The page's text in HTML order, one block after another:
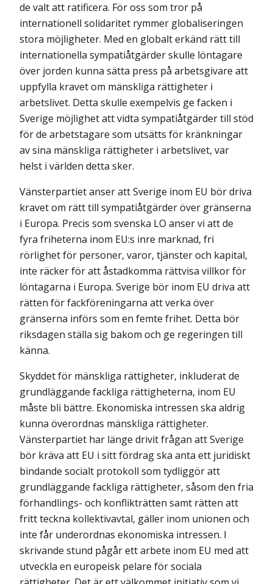
de valt att ratificera. För oss som tror på
internationell solidaritet rymmer globaliseringen
stora möjligheter. Med en globalt erkänd rätt till
internationella sympatiåtgärder skulle löntagare
över jorden kunna sätta press på arbetsgivare att
uppfylla kravet om mänskliga rättigheter i
arbetslivet. Detta skulle exempelvis ge facken i
Sverige möjlighet att vidta sympatiåtgärder till stöd
för de arbetstagare som utsätts för kränkningar
av sina mänskliga rättigheter i arbetslivet, var
helst i världen detta sker.
Vänsterpartiet anser att Sverige inom EU bör driva
kravet om rätt till sympatiåtgärder över gränserna
i Europa. Precis som svenska LO anser vi att de
fyra friheterna inom EU:s inre marknad, fri
rörlighet för personer, varor, tjänster och kapital,
inte räcker för att åstadkomma rättvisa villkor för
löntagarna i Europa. Sverige bör inom EU driva att
rätten för fackföreningarna att verka över
gränserna införs som en femte frihet. Detta bör
riksdagen ställa sig bakom och ge regeringen till
känna.
Skyddet för mänskliga rättigheter, inkluderat de
grundläggande fackliga rättigheterna, inom EU
måste bli bättre. Ekonomiska intressen ska aldrig
kunna överordnas mänskliga rättigheter.
Vänsterpartiet har länge drivit frågan att Sverige
bör kräva att EU i sitt fördrag ska anta ett juridiskt
bindande socialt protokoll som tydliggör att
grundläggande fackliga rättigheter, såsom den fria
förhandlings- och konflikträtten samt rätten att
fritt teckna kollektivavtal, gäller inom unionen och
inte får underordnas ekonomiska intressen. I
skrivande stund pågår ett arbete inom EU med att
utveckla en europeisk pelare för sociala